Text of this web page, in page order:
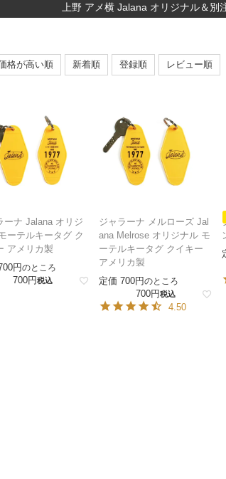
上野 アメ横 Jalana オリジナル＆別
格が高い順 新着順 登録順 レビュー順
ーナ Jalana オリジ
ーテルキータグ ク
アメリカ製
のところ
700 税込
ジャラーナ メルローズ Jal
ana Melrose オリジナル モ
ーテルキータグ クイキー
アメリカ製
定価 700 のところ
700 税込
4.50